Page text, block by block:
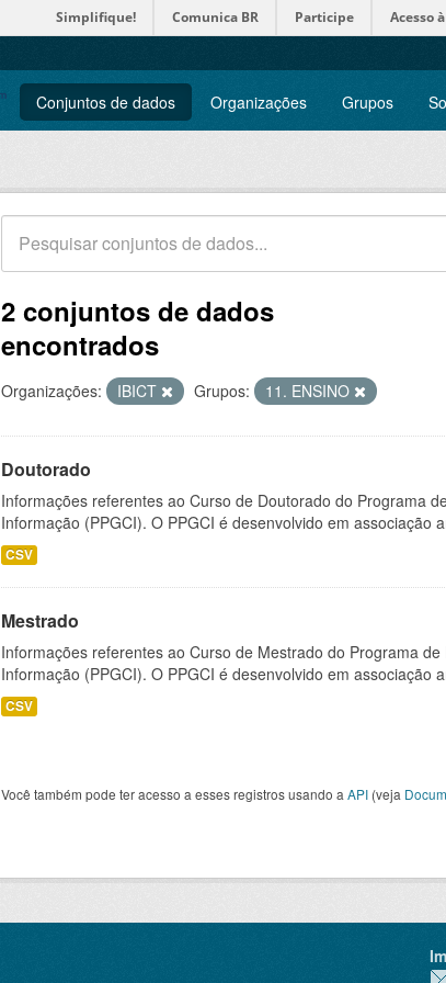
Simplifique! Comunica BR Participe Acesso
Conjuntos de dados Organizações Grupos
2 conjuntos de dados
encontrados
Organizações: IBICT Grupos: 11. ENSINO
Doutorado
Informações referentes ao Curso de Doutorado do Programa
Informação (PPGCI). O PPGCI é desenvolvido em associação
CSV
Mestrado
Informações referentes ao Curso de Mestrado do Programa
Informação (PPGCI). O PPGCI é desenvolvido em associação
CSV
Você também pode ter acesso a esses registros usando a API (veja